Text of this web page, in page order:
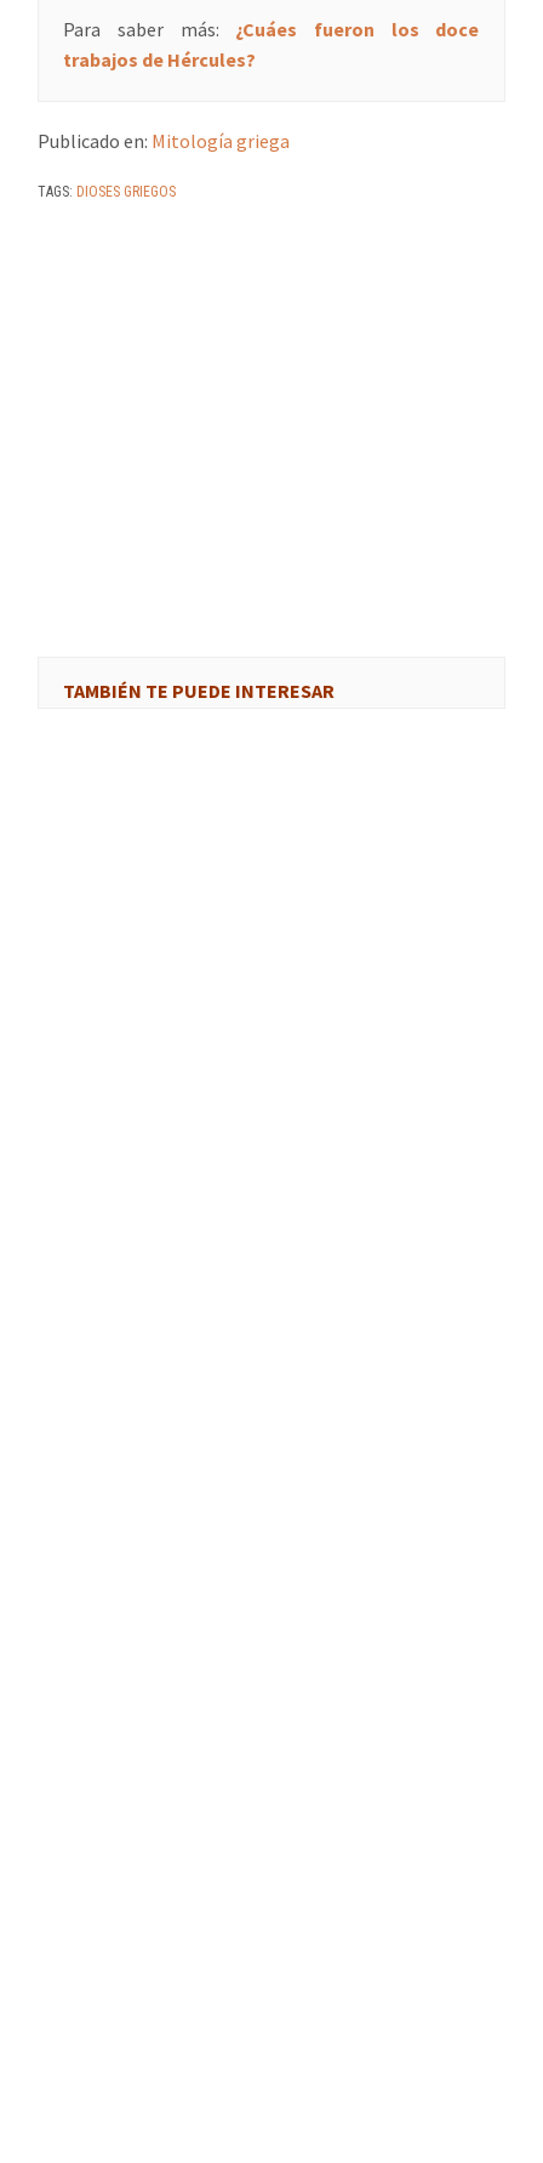
Para saber más: ¿Cuáes fueron los doce
trabajos de Hércules?
Publicado en: Mitología griega
TAGS: DIOSES GRIEGOS
TAMBIÉN TE PUEDE INTERESAR